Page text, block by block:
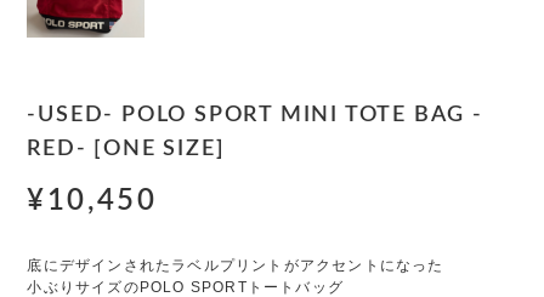
-USED- POLO SPORT MINI TOTE BAG -
RED- [ONE SIZE]
¥10,450
底にデザインされたラベルプリントがアクセントになった
小ぶりサイズのPOLO SPORTトートバッグ